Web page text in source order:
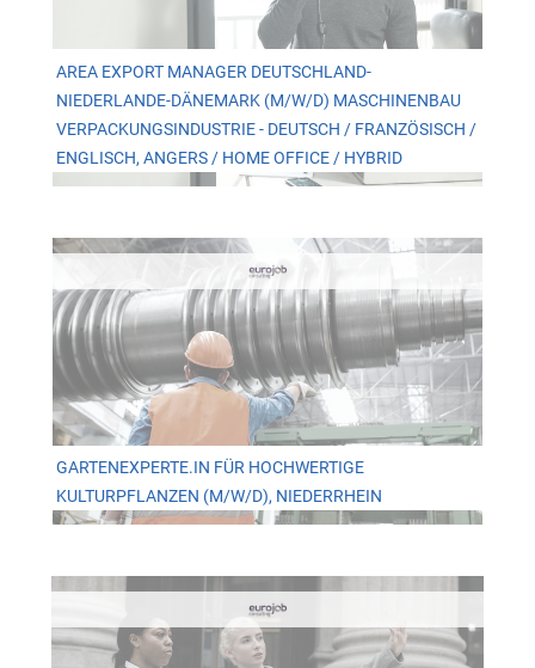
AREA EXPORT MANAGER DEUTSCHLAND-
NIEDERLANDE-DÄNEMARK (M/W/D) MASCHINENBAU
VERPACKUNGSINDUSTRIE - DEUTSCH / FRANZÖSISCH /
ENGLISCH, ANGERS / HOME OFFICE / HYBRID
GARTENEXPERTE.IN FÜR HOCHWERTIGE
KULTURPFLANZEN (M/W/D), NIEDERRHEIN